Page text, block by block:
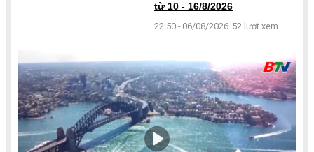
từ 10 - 16/8/2026
22:50 - 06/08/2026 52 lượt xem